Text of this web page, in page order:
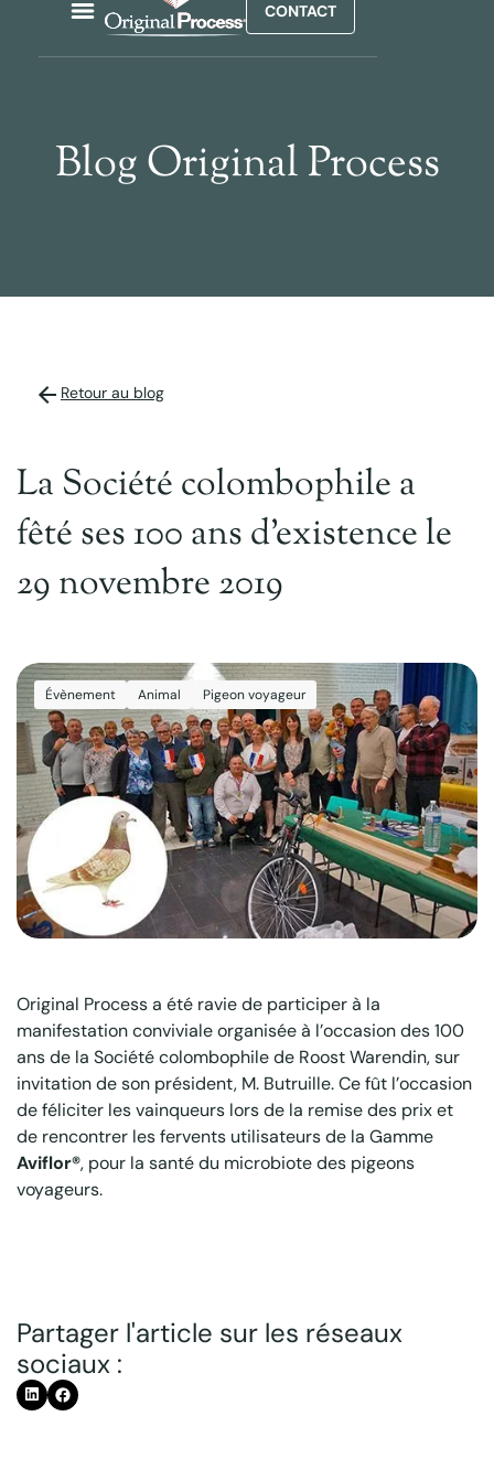
CONTACT
Blog Original Process
Retour au blog
La Société colombophile a
fêté ses 100 ans d’existence le
29 novembre 2019
Évènement Animal Pigeon voyageur
Original Process a été ravie de participer à la
manifestation conviviale organisée à l’occasion des 100
ans de la Société colombophile de Roost Warendin, sur
invitation de son président, M. Butruille. Ce fût l’occasion
de féliciter les vainqueurs lors de la remise des prix et
de rencontrer les fervents utilisateurs de la Gamme
Aviflor®, pour la santé du microbiote des pigeons
voyageurs.
Partager l'article sur les réseaux
sociaux :